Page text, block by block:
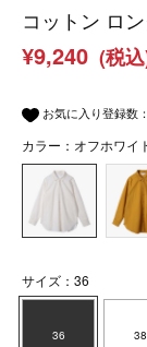
コットン ロ
¥9,240 (税
お気に入り登録数：
カラー：オフホワイ
サイズ：36
36 38